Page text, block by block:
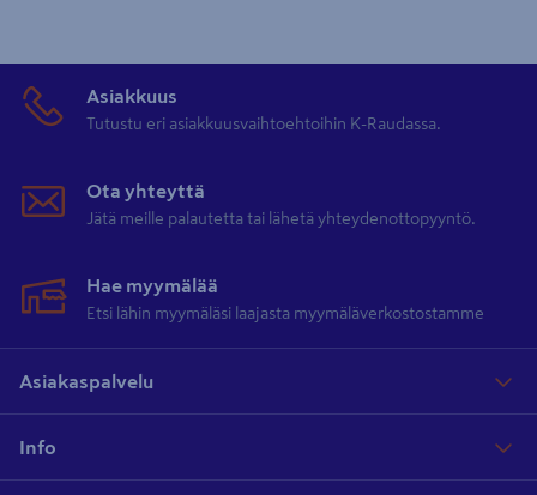
Asiakkuus
Tutustu eri asiakkuusvaihtoehtoihin K-Raudassa.
Ota yhteyttä
Jätä meille palautetta tai lähetä yhteydenottopyyntö.
Hae myymälää
Etsi lähin myymäläsi laajasta myymäläverkostostamme
Asiakaspalvelu
Info